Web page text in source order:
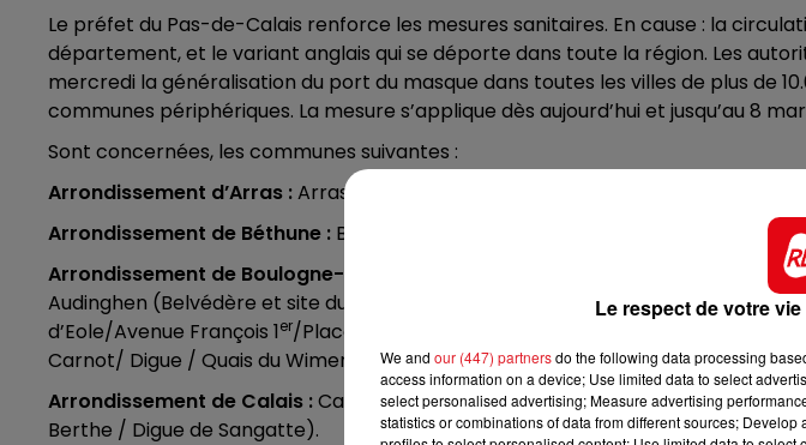
12h00 - 13h00
RDL & VOUS LES APRÈS-
Le préfet du Pas-de-Calais renforce les mesures sanitaires. En cause : la
département, et le variant anglais qui se déporte dans toute la région. Les
mercredi la généralisation du port du masque dans toutes les villes de plus de
communes périphériques. La mesure s’applique dès aujourd’hui et jusqu’au 8
Sont concernées, les communes suivantes :
Arrondissement d’Arras :Arras.
Arrondissement de Béthune : Béthune, Auchel, Bruay-la-Buissière, Noeux-les-
Arrondissement de Boulogne-sur-Mer :
Boulogne-sur-Mer, Saint-Martin-
Audinghen (Belvédère et site du cap Gris-Nez), Neufchâtel-Hardelot (avenue
d’Eole/Avenue François 1er/Place de Bournonville /Place de la Concorde /
Carnot/ Digue / Quais du Wimereux).
Arrondissement de Calais :Calais, Marck-en-Calaisis, Audruicq, Coulogne,
Berthe / Digue de Sangatte).
Le respect de votre
We and our (447) partnersdo the following data processing
access information on a device; Use limited data to select
select personalised advertising; Measure advertising
statistics or combinations of data from different sources;